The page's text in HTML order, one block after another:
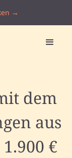
→
dem
aus
€